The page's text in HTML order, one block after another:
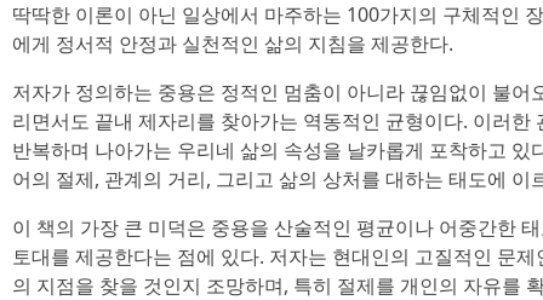
딱딱한 이론이 아닌 일상에서 마주하는 100가지의 구체적인
에게 정서적 안정과 실천적인 삶의 지침을 제공한다.
저자가 정의하는 중용은 정적인 멈춤이 아니라 끊임없이 불
리면서도 끝내 제자리를 찾아가는 역동적인 균형이다. 이러
반복하며 나아가는 우리네 삶의 속성을 날카롭게 포착하고 있
어의 절제, 관계의 거리, 그리고 삶의 상처를 대하는 태도에
이 책의 가장 큰 미덕은 중용을 산술적인 평균이나 어중간한
토대를 제공한다는 점에 있다. 저자는 현대인의 고질적인 문제
의 지점을 찾을 것인지 조망하며, 특히 절제를 개인의 자유를